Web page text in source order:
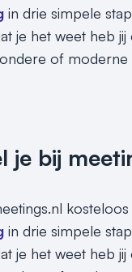
in drie simpele
je het weet heb
of
je bij
in drie simpele
je het weet heb